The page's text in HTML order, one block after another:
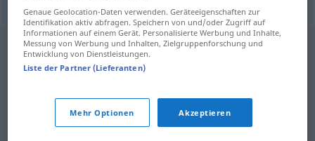
Genaue Geolocation-Daten verwenden. Geräteeigenschaften zur
Identifikation aktiv abfragen. Speichern von und/oder Zugriff auf
Informationen auf einem Gerät. Personalisierte Werbung und Inhalte,
Messung von Werbung und Inhalten, Zielgruppenforschung und
Entwicklung von Dienstleistungen.
Liste der Partner (Lieferanten)
Mehr Optionen Akzeptieren